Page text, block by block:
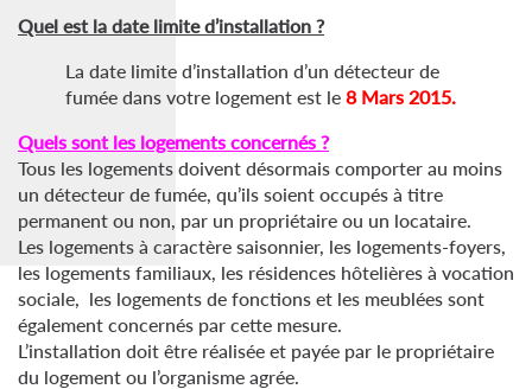
Quel est la date limite d’installation ?
La date limite d’installation d’un détecteur de
fumée dans votre logement est le 8 Mars 2015.
Quels sont les logements concernés ?
Tous les logements doivent désormais comporter au moins
un détecteur de fumée, qu’ils soient occupés à titre
permanent ou non, par un propriétaire ou un locataire.
Les logements à caractère saisonnier, les logements-foyers,
les logements familiaux, les résidences hôtelières à vocation
sociale, les logements de fonctions et les meublées sont
également concernés par cette mesure.
L’installation doit être réalisée et payée par le propriétaire
du logement ou l’organisme agrée.